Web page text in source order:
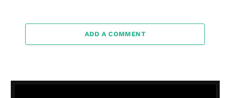
ADD A COMMENT